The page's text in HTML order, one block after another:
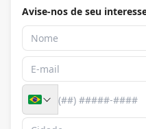
Avise-nos de seu